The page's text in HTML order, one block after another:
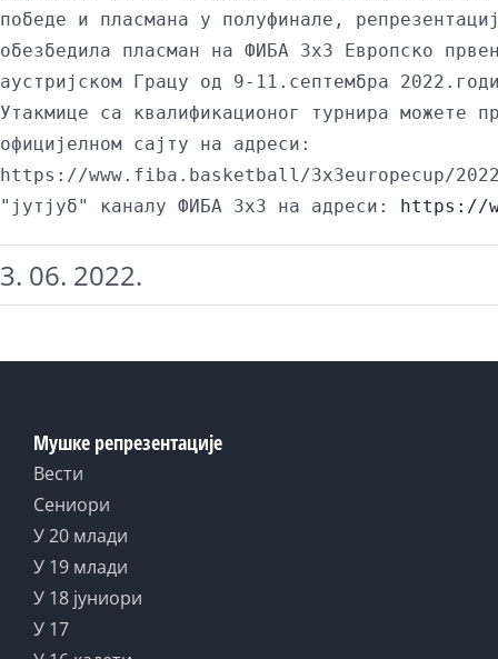
победе и пласмана у полуфинале,
обезбедила пласман на ФИБА 3х3 Европско
аустријском Грацу од 9-11.септембра
Утакмице са квалификационог турнира можете
официјелном сајту на адреси:
https://www.fiba.basketball/3x3europecup/
"јутјуб" каналу ФИБА 3х3 на адреси: https://
3. 06. 2022.
Мушке репрезентације
Вести
Сениори
У 20 млади
У 19 млади
У 18 јуниори
У 17